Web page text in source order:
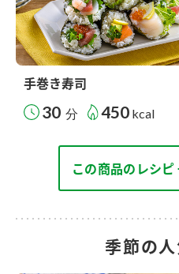
手巻き寿司
30 分 450 kcal
この商品のレシピ
季節の